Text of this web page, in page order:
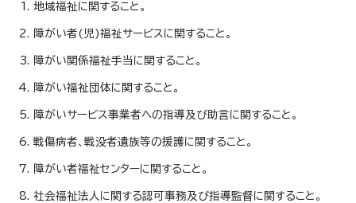
地域福祉に関すること。
障がい者(児)福祉サービスに関すること。
障がい関係福祉手当に関すること。
障がい福祉団体に関すること。
障がいサービス事業者への指導及び助言に関すること。
戦傷病者、戦没者遺族等の援護に関すること。
障がい者福祉センターに関すること。
社会福祉法人に関する認可事務及び指導監督に関すること。